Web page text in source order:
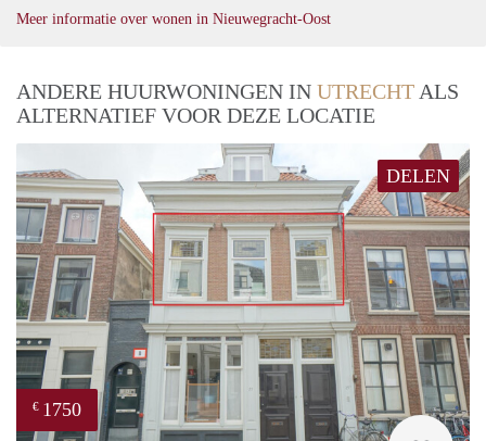
Meer informatie over wonen in Nieuwegracht-Oost
ANDERE HUURWONINGEN IN UTRECHT ALS
ALTERNATIEF VOOR DEZE LOCATIE
DELEN
€ 1750